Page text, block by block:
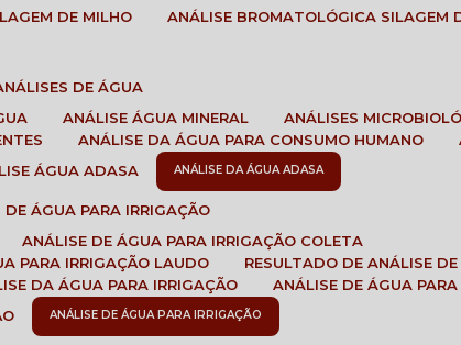
DE MILHO
ANÁLISE BROMATOLÓGICA SILAGEM
ANÁLISES DE ÁGUA
ANÁLISE ÁGUA MINERAL
ANÁLISES
ANÁLISE DA ÁGUA PARA CONSUMO HUMANO
ÁGUA ADASA ANÁLISE DA ÁGUA ADASA
DE ÁGUA PARA IRRIGAÇÃO
ANÁLISE DE ÁGUA PARA IRRIGAÇÃO COLETA
PARA IRRIGAÇÃO LAUDO
RESULTADO DE ANÁLISE
DA ÁGUA PARA IRRIGAÇÃO
ANÁLISE DE ÁGUA
ANÁLISE DE ÁGUA PARA IRRIGAÇÃO